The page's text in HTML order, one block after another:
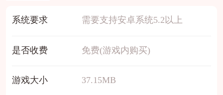
系统要求 需要支持安卓系统5.2以上
是否收费 免费(游戏内购买)
游戏大小 37.15MB